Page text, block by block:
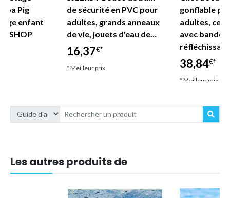
Pig
enfant
SHOP
de sécurité en PVC pour
adultes, grands anneaux
de vie, jouets d'eau de…
16,37€*
* Meilleur prix
gonflable
adultes,
avec bandes
38,84€*
* Meilleur prix
Les autres produits de